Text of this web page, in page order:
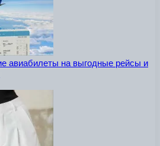
авиабилеты на выгодные рейсы и